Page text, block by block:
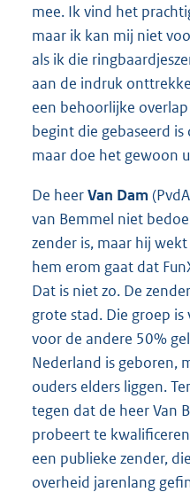
mee. Ik vind het
maar ik kan mij niet
als ik die
aan de indruk
een behoorlijke overlap
begint die gebaseerd
maar doe het gewoon
De heerVan Dam
van Bemmel niet
zender is, maar hij
hem erom gaat dat
Dat is niet zo. De
grote stad. Die groep
voor de andere 50%
Nederland is geboren,
ouders elders liggen.
tegen dat de heer Van
probeert te
een publieke zender,
overheid jarenlang